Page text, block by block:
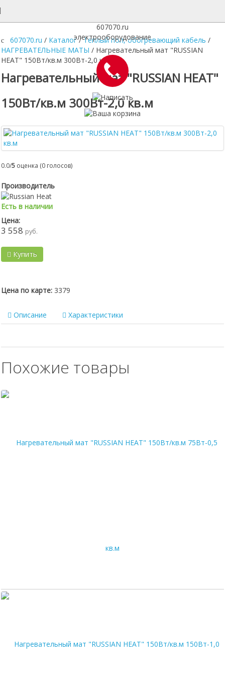
607070.ru
электрооборудование
607070.ru / Каталог/Теплый пол, обогревающий кабель /
НАГРЕВАТЕЛЬНЫЕ МАТЫ / Нагревательный мат "RUSSIAN
HEAT" 150Вт/кв.м 300Вт-2,0 кв.м
Нагревательный мат "RUSSIAN HEAT"
150Вт/кв.м 300Вт-2,0 кв.м
0.0/5 оценка (0 голосов)
Производитель
Есть в наличии
Цена:
3 558 руб.
Купить
Цена по карте: 3379
Описание Характеристики
Похожие товары